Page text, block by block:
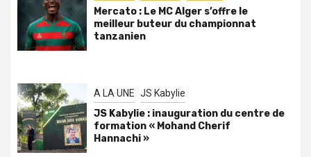
Mercato : Le MC Alger s’offre le
meilleur buteur du championnat
tanzanien
A LA UNE JS Kabylie
JS Kabylie : inauguration du centre de
formation « Mohand Cherif
Hannachi »